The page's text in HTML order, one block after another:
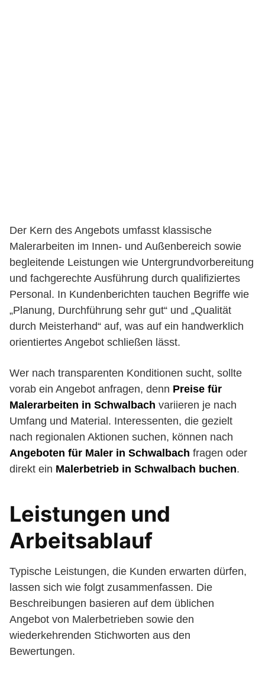
Der Kern des Angebots umfasst klassische
Malerarbeiten im Innen- und Außenbereich sowie
begleitende Leistungen wie Untergrundvorbereitung
und fachgerechte Ausführung durch qualifiziertes
Personal. In Kundenberichten tauchen Begriffe wie
„Planung, Durchführung sehr gut“ und „Qualität
durch Meisterhand“ auf, was auf ein handwerklich
orientiertes Angebot schließen lässt.
Wer nach transparenten Konditionen sucht, sollte
vorab ein Angebot anfragen, denn Preise für
Malerarbeiten in Schwalbach variieren je nach
Umfang und Material. Interessenten, die gezielt
nach regionalen Aktionen suchen, können nach
Angeboten für Maler in Schwalbach fragen oder
direkt ein Malerbetrieb in Schwalbach buchen.
Leistungen und
Arbeitsablauf
Typische Leistungen, die Kunden erwarten dürfen,
lassen sich wie folgt zusammenfassen. Die
Beschreibungen basieren auf dem üblichen
Angebot von Malerbetrieben sowie den
wiederkehrenden Stichworten aus den
Bewertungen.